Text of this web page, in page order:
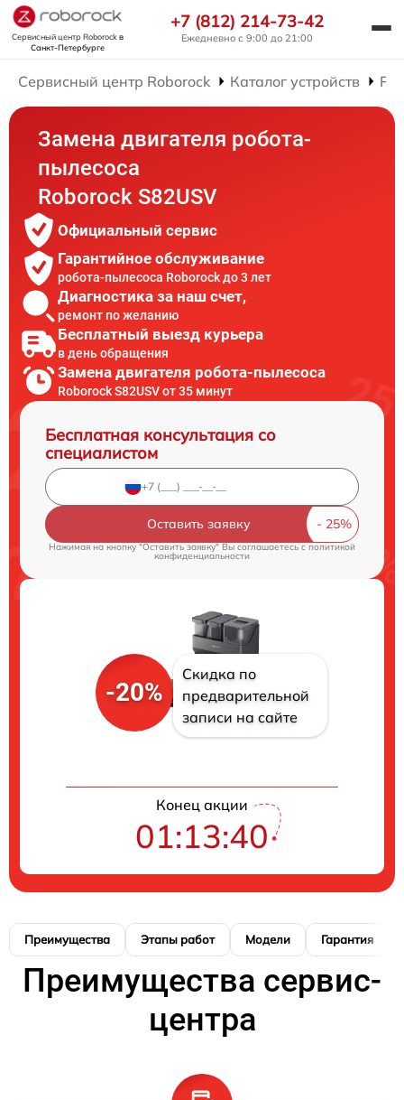
Сервисный центр Roborockв
Санкт-Петербурге
+7 (812) 214-73-42
Ежедневно с 9:00 до 21:00
Сервисный центр Roborock Каталог устройств
Замена двигателя робота-
пылесоса
Roborock S82USV
Официальный сервис
Гарантийное обслуживание
робота-пылесоса Roborock до 3 лет
Диагностика за наш счет,
ремонт по желанию
Бесплатный выезд курьера
в день обращения
Замена двигателя робота-пылесоса
Roborock S82USV от 35 минут
Бесплатная консультация со
специалистом
Оставить заявку
Нажимая на кнопку "Оставить заявку" Вы соглашаетесь cполитикой
конфиденциальности
-20%
Скидка по
предварительной
записи на сайте
Конец акции
01:13:39
Преимущества Этапы работ Модели Гарантия
Преимущества сервис-
центра